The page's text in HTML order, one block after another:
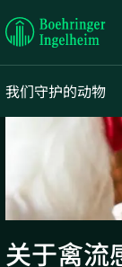
Boehringer
Ingelheim
我们守护的动物
关于禽流